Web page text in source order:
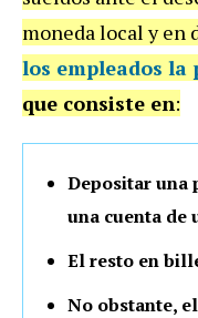
moneda local y en
los empleados la
que consiste en:
Depositar una
una cuenta de
El resto en
No obstante,